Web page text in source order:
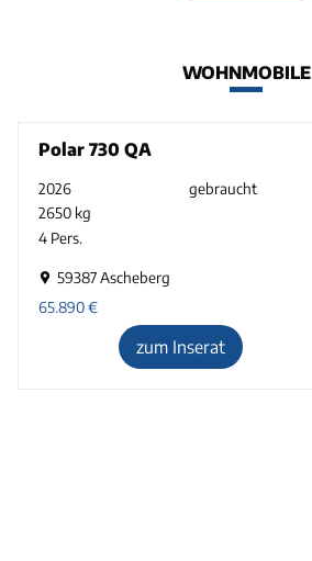
WOHNMOBILE
Polar 730 QA
2026
gebraucht
2650 kg
4 Pers.
59387 Ascheberg
65.890€
zum Inserat